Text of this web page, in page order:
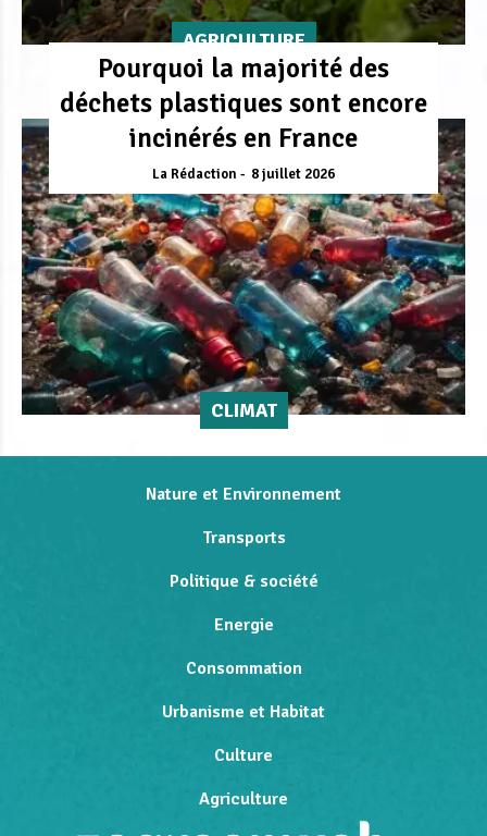
AGRICULTURE
Pourquoi la majorité des
déchets plastiques sont encore
incinérés en France
La Rédaction 8 juillet 2026
CLIMAT
Nature et Environnement
Transports
Politique & société
Energie
Consommation
Urbanisme et Habitat
Culture
Agriculture